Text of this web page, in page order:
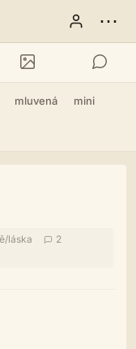
⋯
mluvená mini
/láska
2